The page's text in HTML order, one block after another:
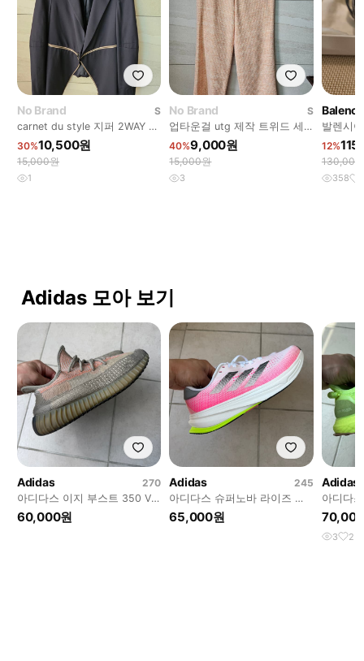
No Brand
S
carnet du style 지퍼 2WAY 자
켓
30%10,500원
15,000원
1
No Brand
S
업타운걸 utg 제작 트위드 세
일러 팬츠
40%9,000원
15,000원
3
발렌시
12%
130,000
358
Adidas 모아 보기
Adidas
270
아디다스 이지 부스트 350 V2
샌드 토프 운동화 270
60,000원
Adidas
245
아디다스 슈퍼노바 라이즈 런
닝운동화 245
65,000원
Adidas
아디다
크 울트
3 2